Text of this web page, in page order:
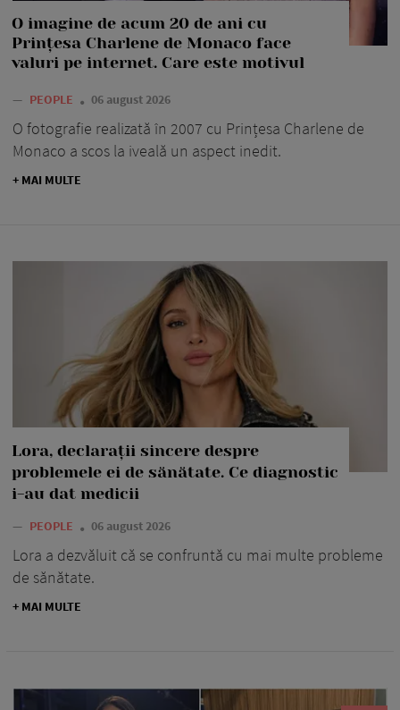
O imagine de acum 20 de ani cu
Prințesa Charlene de Monaco face
valuri pe internet. Care este motivul
— PEOPLE 06 august 2026
O fotografie realizată în 2007 cu Prințesa Charlene de
Monaco a scos la iveală un aspect inedit.
+ MAI MULTE
Lora, declarații sincere despre
problemele ei de sănătate. Ce diagnostic
i-au dat medicii
— PEOPLE 06 august 2026
Lora a dezvăluit că se confruntă cu mai multe probleme
de sănătate.
+ MAI MULTE